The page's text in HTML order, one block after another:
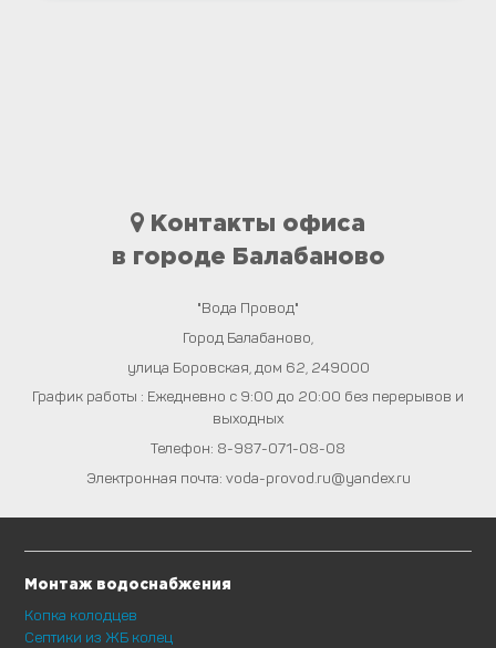
Контакты офиса
в городе Балабаново
"Вода Провод"
Город Балабаново
улица Боровская, дом 62 249000
График работы : Ежедневно с 9:00 до 20:00 без перерывов и
выходных
Телефон: 8-987-071-08-08
Электронная почта: voda-provod.ru@yandex.ru
Монтаж водоснабжения
Копка колодцев
Септики из ЖБ колец